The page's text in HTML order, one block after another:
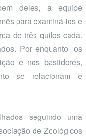
deles, a equipe
para examiná-los e
de três quilos cada.
Por enquanto, os
e nos bastidores,
se relacionam e
seguindo uma
de Zoológicos